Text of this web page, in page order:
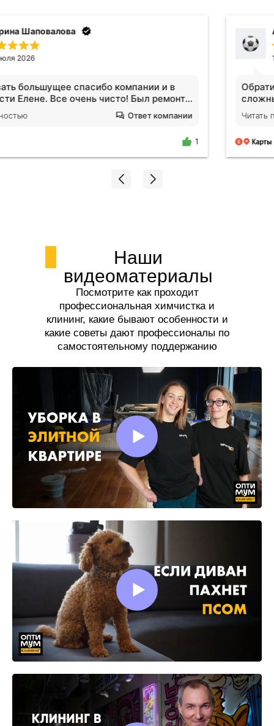
Анна Видинеева
Обратилась за услугами клининга. Квартира после
сложных жильцов, вся кухня в жире, ощещение
будто никто не убирался годами. Отмыли все!
Плитка на полу оказалась не черной, я нигде не
легче стало. Спасибо огромное Екатерине!!!
Читать полностью Ответ компании
1
Наши
видеоматериалы
Посмотрите как проходит
профессиональная химчистка и
клининг, какие бывают особенности и
какие советы дают профессионалы по
самостоятельному поддержанию